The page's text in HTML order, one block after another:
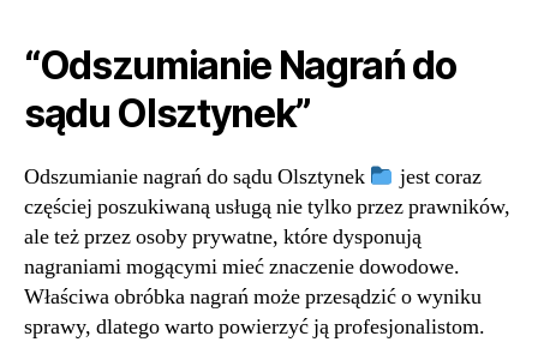
“Odszumianie Nagrań do
sądu Olsztynek”
Odszumianie nagrań do sądu Olsztynek
jest coraz
częściej poszukiwaną usługą nie tylko przez prawników,
ale też przez osoby prywatne, które dysponują
nagraniami mogącymi mieć znaczenie dowodowe.
Właściwa obróbka nagrań może przesądzić o wyniku
sprawy, dlatego warto powierzyć ją profesjonalistom.